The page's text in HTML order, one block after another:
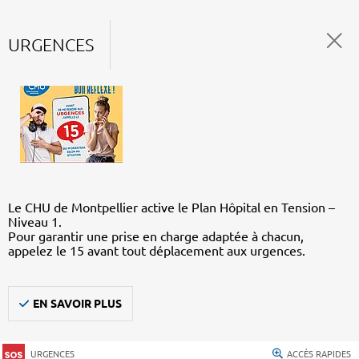
URGENCES
Le CHU de Montpellier active le Plan Hôpital en Tension –
Niveau 1.
Pour garantir une prise en charge adaptée à chacun,
appelez le 15 avant tout déplacement aux urgences.
EN SAVOIR PLUS
URGENCES ACCÈS RAPIDES